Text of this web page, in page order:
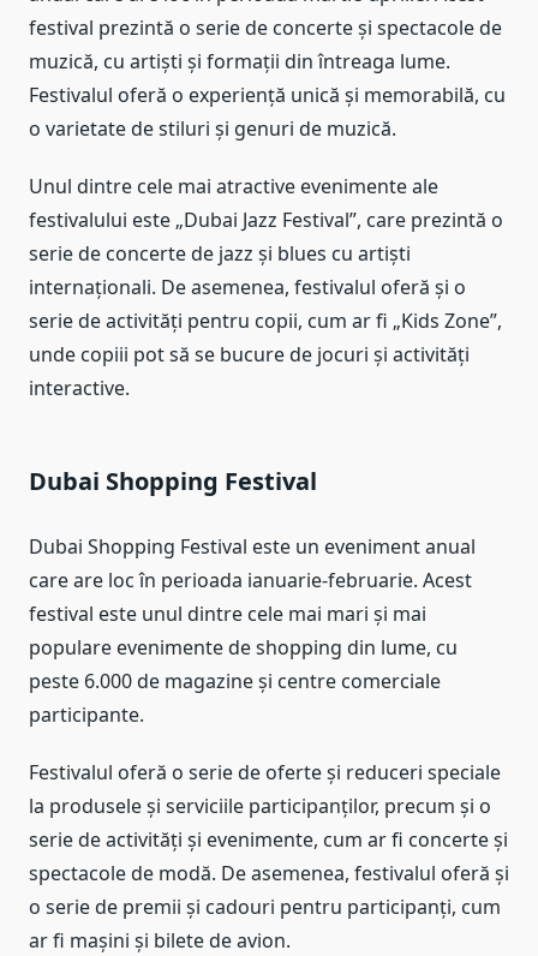
festival prezintă o serie de concerte și spectacole de
muzică, cu artiști și formații din întreaga lume.
Festivalul oferă o experiență unică și memorabilă, cu
o varietate de stiluri și genuri de muzică.
Unul dintre cele mai atractive evenimente ale
festivalului este „Dubai Jazz Festival”, care prezintă o
serie de concerte de jazz și blues cu artiști
internaționali. De asemenea, festivalul oferă și o
serie de activități pentru copii, cum ar fi „Kids Zone”,
unde copiii pot să se bucure de jocuri și activități
interactive.
Dubai Shopping Festival
Dubai Shopping Festival este un eveniment anual
care are loc în perioada ianuarie-februarie. Acest
festival este unul dintre cele mai mari și mai
populare evenimente de shopping din lume, cu
peste 6.000 de magazine și centre comerciale
participante.
Festivalul oferă o serie de oferte și reduceri speciale
la produsele și serviciile participanților, precum și o
serie de activități și evenimente, cum ar fi concerte și
spectacole de modă. De asemenea, festivalul oferă și
o serie de premii și cadouri pentru participanți, cum
ar fi mașini și bilete de avion.